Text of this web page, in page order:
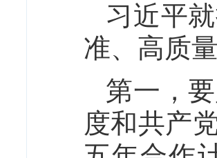
习近平
准、高质
第一，
度和共产